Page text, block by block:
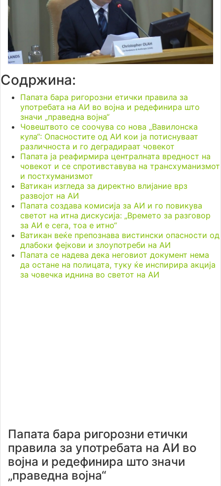
Содржина:
Папата бара ригорозни етички правила за
употребата на АИ во војна и редефинира што
значи „праведна војна“
Човештвото се соочува со нова „Вавилонска
кула“: Опасностите од АИ кои ја потиснуваат
различноста и го деградираат човекот
Папата ја реафирмира централната вредност на
човекот и се спротивставува на трансхуманизмот
и постхуманизмот
Ватикан изгледа за директно влијание врз
развојот на АИ
Папата создава комисија за АИ и го повикува
светот на итна дискусија: „Времето за разговор
за АИ е сега, тоа е итно“
Ватикан веќе препознава вистински опасности од
длабоки фејкови и злоупотреби на АИ
Папата се надева дека неговиот документ нема
да остане на полицата, туку ќе инспирира акција
за човечка иднина во светот на АИ
Папата бара ригорозни етички
правила за употребата на АИ во
војна и редефинира што значи
„праведна војна“